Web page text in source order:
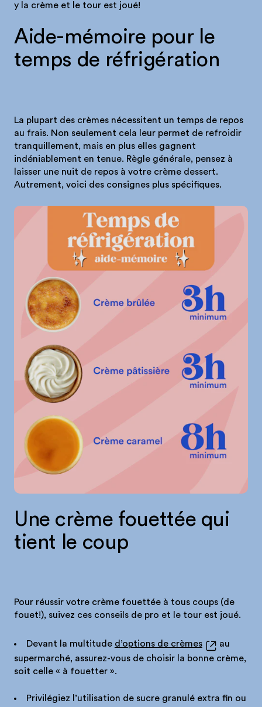
y la crème et le tour est joué!
Aide-mémoire pour le
temps de réfrigération
La plupart des crèmes nécessitent un temps de repos
au frais. Non seulement cela leur permet de refroidir
tranquillement, mais en plus elles gagnent
indéniablement en tenue. Règle générale, pensez à
laisser une nuit de repos à votre crème dessert.
Autrement, voici des consignes plus spécifiques.
Une crème fouettée qui
tient le coup
Pour réussir votre crème fouettée à tous coups (de
fouet!), suivez ces conseils de pro et le tour est joué.
Devant la multitude d’options de crèmes
au
supermarché, assurez-vous de choisir la bonne crème,
soit celle « à fouetter ».
Privilégiez l’utilisation de sucre granulé extra fin ou